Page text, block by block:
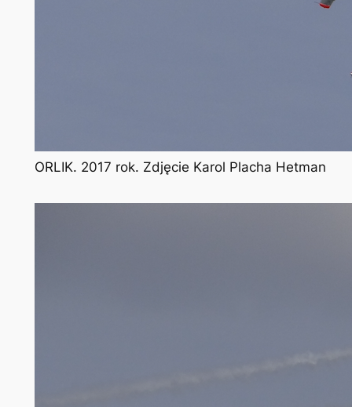
ORLIK. 2017 rok. Zdjęcie Karol Placha Hetman